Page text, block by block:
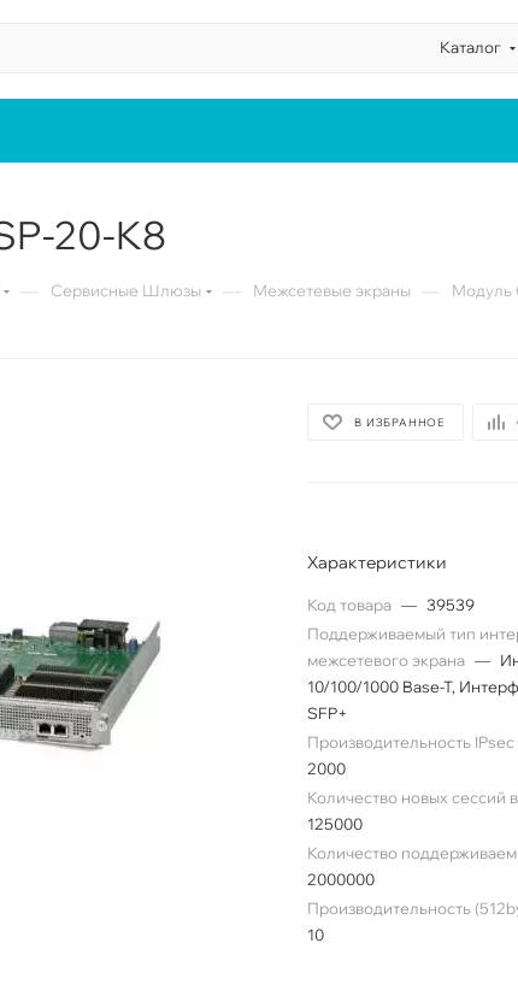
Каталог
20-K8
Сервисные Шлюзы Межсетевые экраны Модуль
В ИЗБРАННОЕ
Характеристики
Код товара — 39539
Поддерживаемый тип
межсетевого экрана —
10/100/1000 Base-T,
SFP+
Производительность
2000
Количество новых сессий
125000
Количество
2000000
Производительность
10